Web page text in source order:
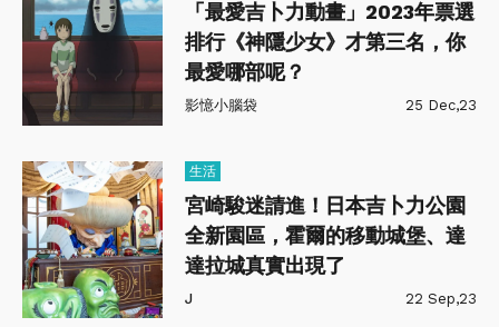
「最愛吉卜力動畫」2023年票選
排行《神隱少女》才第三名，你
最愛哪部呢？
影憶小腦袋 25 Dec,23
生活
宮崎駿迷請進！日本吉卜力公園
全新園區，霍爾的移動城堡、達
達拉城真實出現了
J 22 Sep,23